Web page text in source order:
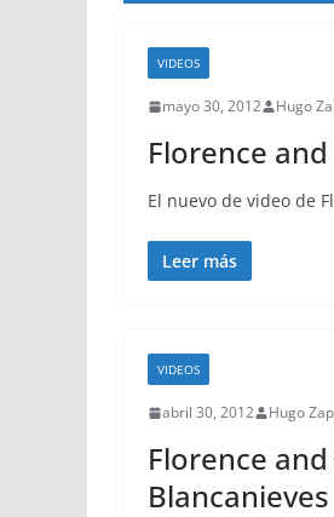
VIDEOS
mayo 30, 2012 Hugo
Florence
El nuevo de video de
Leer más
VIDEOS
abril 30, 2012 Hugo
Florence
Blancanieves